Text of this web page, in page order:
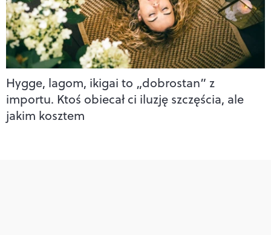
Hygge, lagom, ikigai to „dobrostan” z
importu. Ktoś obiecał ci iluzję szczęścia, ale
jakim kosztem